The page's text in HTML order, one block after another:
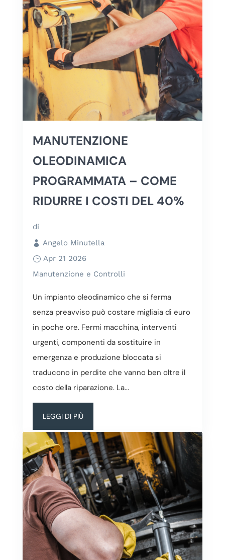
MANUTENZIONE
OLEODINAMICA
PROGRAMMATA – COME
RIDURRE I COSTI DEL 40%
di
Angelo Minutella
Apr 21 2026
Manutenzione e Controlli
Un impianto oleodinamico che si ferma
senza preavviso può costare migliaia di euro
in poche ore. Fermi macchina, interventi
urgenti, componenti da sostituire in
emergenza e produzione bloccata si
traducono in perdite che vanno ben oltre il
costo della riparazione. La...
LEGGI DI PIÙ